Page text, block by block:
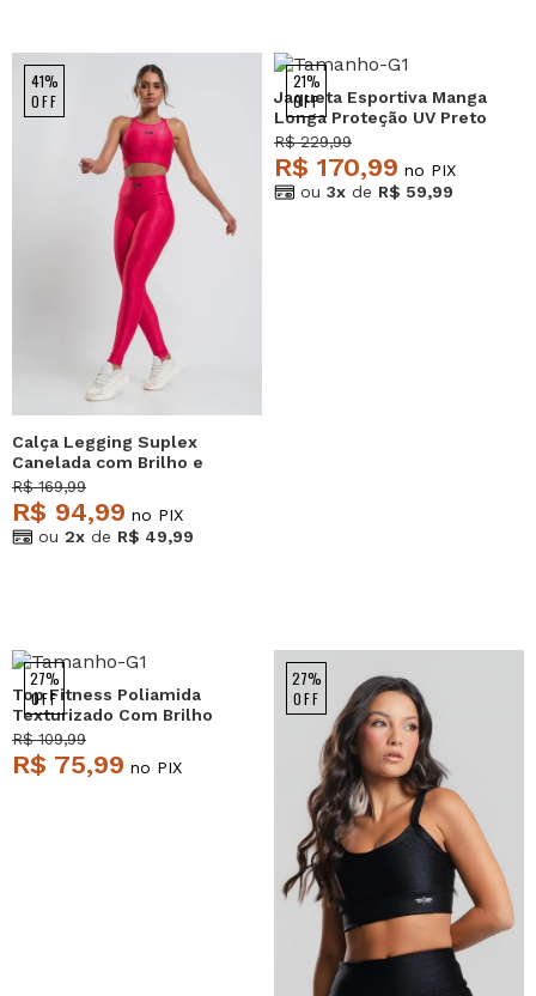
41%
OFF
Calça Legging Suplex
Canelada com Brilho e
Recortes Rosa Salvatore
R$ 169,99
R$ 94,99 no PIX
ou 2x de R$ 49,99
21%
OFF
Jaqueta Esportiva Manga
Longa Proteção UV Preto
Salvatore
R$ 229,99
R$ 170,99 no PIX
ou 3x de R$ 59,99
27%
OFF
Top Fitness Poliamida
Texturizado Com Brilho
Roxo Salvatore
R$ 109,99
R$ 75,99 no PIX
27%
OFF